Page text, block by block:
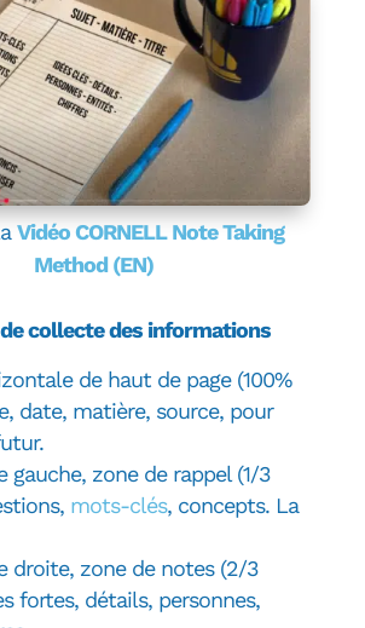
Vidéo CORNELL Note Taking
Method (EN)
collecte des informations
de haut de page (100%
date, matière, source, pour
gauche, zone de rappel (1/3
mots-clés, concepts. La
droite, zone de notes (2/3
fortes, détails, personnes,